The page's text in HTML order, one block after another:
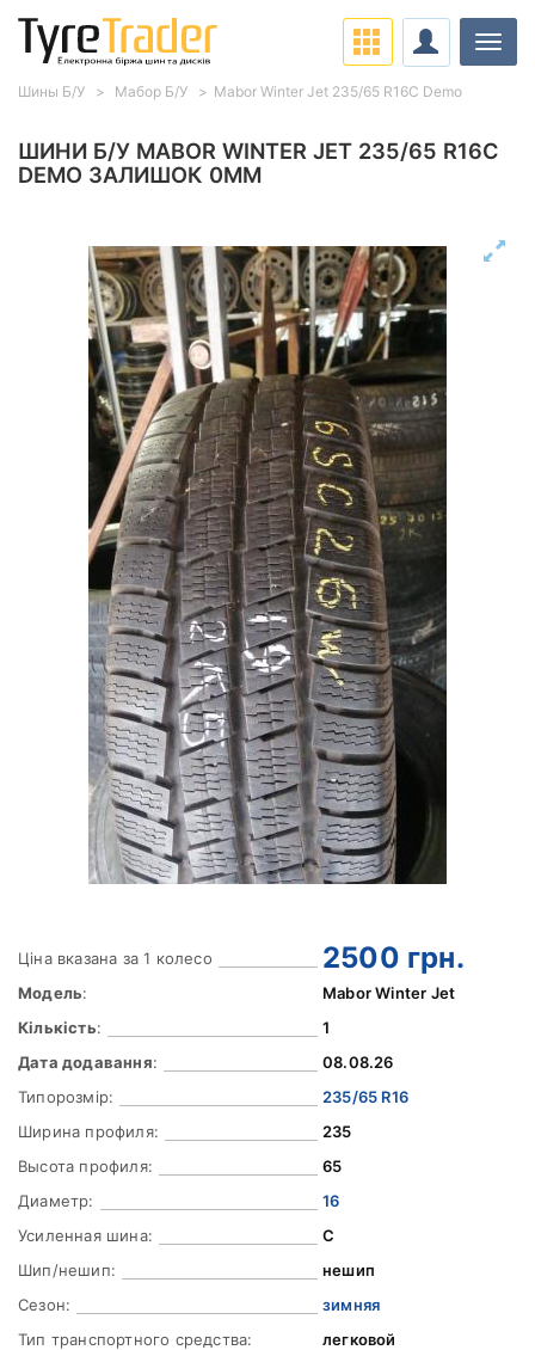
ШИНИ Б/У MABOR WINTER JET 235/65 R16C
DEMO ЗАЛИШОК 0ММ
Ціна вказана за 1 колесо 2500 грн.
Модель:
Mabor Winter Jet
Кількість:
1
Дата додавання:
08.08.26
Типорозмір:
235/65 R16
Ширина профиля:
235
Высота профиля:
65
Диаметр:
16
Усиленная шина:
C
Шип/нешип:
нешип
Сезон:
зимняя
Тип транспортного средства:
легковой
Шины Б/У Мабор Б/У Mabor Winter Jet 235/65 R16C Demo